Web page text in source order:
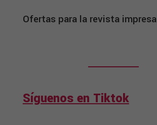
Ofertas para la revista impresa
Síguenos en Tiktok